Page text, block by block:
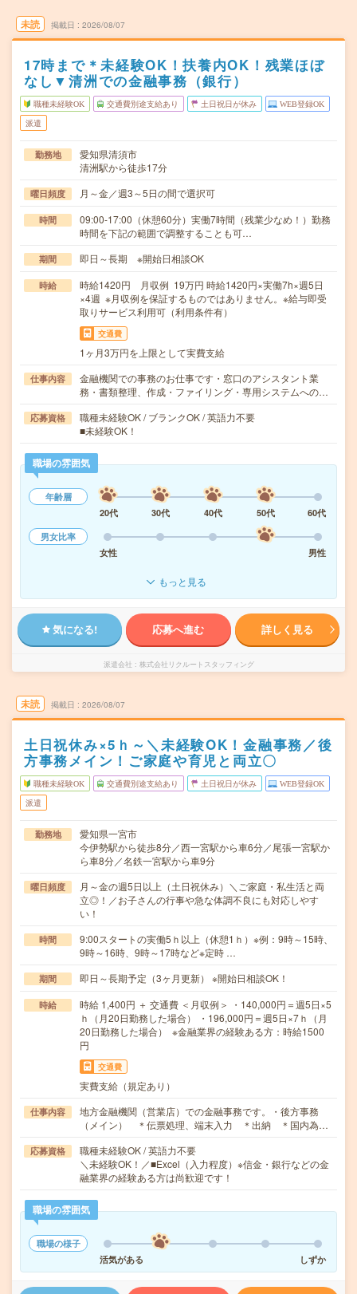
未読 掲載日 2026/08/07
17時まで＊未経験OK！扶養内OK！残業ほぼ
なし▼清洲での金融事務（銀行）
職種未経験OK 交通費別途支給あり 土日祝日が休み WEB登録OK
派遣
勤務地
愛知県清須市
清洲駅から徒歩17分
曜日頻度 月～金／週3～5日の間で選択可
時間
09:00-17:00（休憩60分）実働7時間（残業少なめ！）勤務
時間を下記の範囲で調整することも可…
期間 即日～長期 ※開始日相談OK
時給
時給1420円 月収例 19万円 時給1420円×実働7h×週5日
×4週 ※月収例を保証するものではありません。※給与即受
取りサービス利用可（利用条件有）
交通費
1ヶ月3万円を上限として実費支給
仕事内容
金融機関での事務のお仕事です・窓口のアシスタント業
務・書類整理、作成・ファイリング・専用システムへの…
応募資格
職種未経験OK / ブランクOK / 英語力不要
■未経験OK！
職場の雰囲気
年齢層
20代
30代 40代 50代
60代
男女比率
女性
男性
もっと見る
気になる! 応募へ進む 詳しく見る
派遣会社 株式会社リクルートスタッフィング
未読 掲載日 2026/08/07
土日祝休み×5ｈ～＼未経験OK！金融事務／後
方事務メイン！ご家庭や育児と両立〇
職種未経験OK 交通費別途支給あり 土日祝日が休み WEB登録OK
派遣
勤務地
愛知県一宮市
今伊勢駅から徒歩8分／西一宮駅から車6分／尾張一宮駅か
ら車8分／名鉄一宮駅から車9分
曜日頻度
月～金の週5日以上（土日祝休み）＼ご家庭・私生活と両
立◎！／お子さんの行事や急な体調不良にも対応しやす
い！
時間
9:00スタートの実働5ｈ以上（休憩1ｈ）※例：9時～15時、
9時～16時、9時～17時など※定時 …
期間 即日～長期予定（3ヶ月更新） ※開始日相談OK！
時給
時給 1,400円 ＋ 交通費 ＜月収例＞ ・140,000円＝週5日×5
ｈ（月20日勤務した場合） ・196,000円＝週5日×7ｈ（月
20日勤務した場合） ※金融業界の経験ある方：時給1500
円
交通費
実費支給（規定あり）
仕事内容
地方金融機関（営業店）での金融事務です。・後方事務
（メイン） ＊伝票処理、端末入力 ＊出納 ＊国内為…
応募資格
職種未経験OK / 英語力不要
＼未経験OK！／■Excel（入力程度）※信金・銀行などの金
融業界の経験ある方は尚歓迎です！
職場の雰囲気
職場の様子
活気がある
しずか